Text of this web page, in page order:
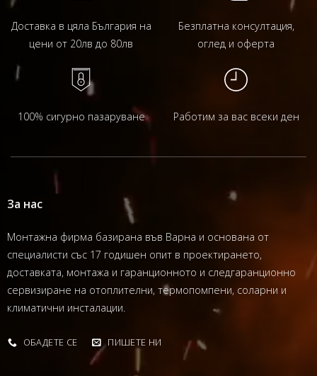
Доставка в цяла България на
цени от 20лв до 80лв
Безплатна консултация,
оглед и оферта
100% сигурно пазаруване Работим за вас всеки ден
За нас
Монтажна фирма базирана във Варна и основана от
специалисти със 17 годишен опит в проектирането,
доставката, монтажа и гаранционното и следгаранционно
сервизиране на отоплителни, термопомпени, соларни и
климатични инсталации.
ОБАДЕТЕ СЕ ПИШЕТЕ НИ